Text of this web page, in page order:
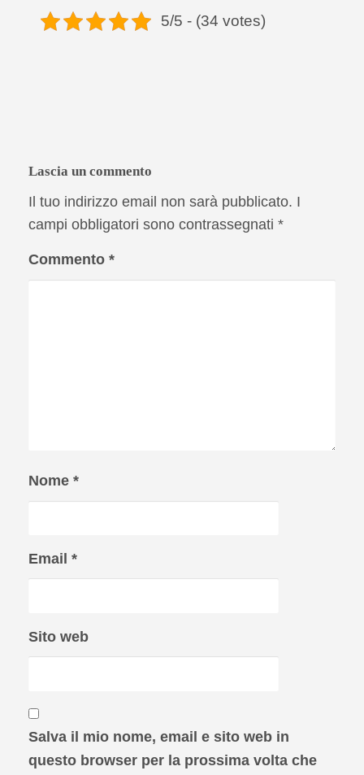
5/5 - (34 votes)
Lascia un commento
Il tuo indirizzo email non sarà pubblicato. I
campi obbligatori sono contrassegnati *
Commento *
Nome *
Email *
Sito web
Salva il mio nome, email e sito web in
questo browser per la prossima volta che